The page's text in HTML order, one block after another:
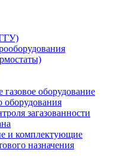
газовое оборудование
оборудования
загазованности
и комплектующие
назначения